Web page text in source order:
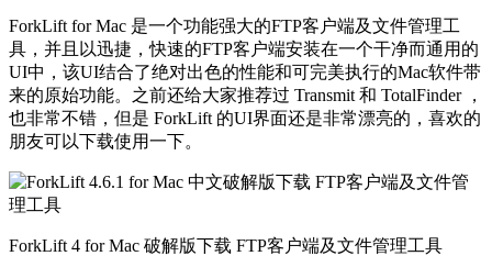
ForkLift for Mac 是一个功能强大的FTP客户端及文件管理工
具，并且以迅捷，快速的FTP客户端安装在一个干净而通用的
UI中，该UI结合了绝对出色的性能和可完美执行的Mac软件带
来的原始功能。之前还给大家推荐过 Transmit 和 TotalFinder ，
也非常不错，但是 ForkLift 的UI界面还是非常漂亮的，喜欢的
朋友可以下载使用一下。
ForkLift 4 for Mac 破解版下载 FTP客户端及文件管理工具